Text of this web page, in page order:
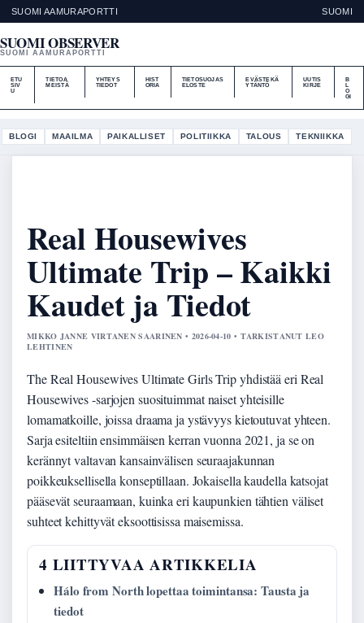
SUOMI AAMURAPORTTI SUOMI
SUOMI OBSERVER
SUOMI AAMURAPORTTI
ETU
SIV
U
TIETOA
MEISTÄ
YHTEYS
TIEDOT
HIST
ORIA
TIETOSUOJAS
ELOSTE
EVÄSTEKÄ
YTÄNTÖ
UUTIS
KIRJE
B
O
GI
BLOGI MAAILMA PAIKALLISET POLITIIKKA TALOUS TEKNIIKKA
Real Housewives
Ultimate Trip – Kaikki
Kaudet ja Tiedot
MIKKO JANNE VIRTANEN SAARINEN • 2026-04-10 • TARKISTANUT LEO
LEHTINEN
The Real Housewives Ultimate Girls Trip yhdistää eri Real
Housewives -sarjojen suosituimmat naiset yhteisille
lomamatkoille, joissa draama ja ystävyys kietoutuvat yhteen.
Sarja esiteltiin ensimmäisen kerran vuonna 2021, ja se on
kerännyt valtavan kansainvälisen seuraajakunnan
poikkeuksellisella konseptillaan. Jokaisella kaudella katsojat
pääsevät seuraamaan, kuinka eri kaupunkien tähtien väliset
suhteet kehittyvät eksoottisissa maisemissa.
4 LIITTYVAA ARTIKKELIA
Hálo from North lopettaa toimintansa: Tausta ja
tiedot